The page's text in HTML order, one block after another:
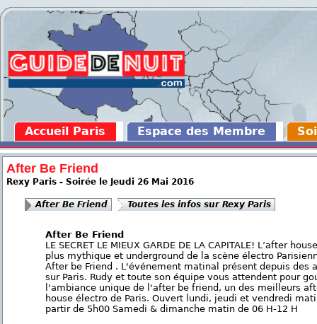
Accueil Paris Espace des Membre
After Be Friend
Rexy Paris - Soirée le Jeudi 26 Mai 2016
After Be Friend Toutes les infos sur Rexy Paris
After Be Friend
LE SECRET LE MIEUX GARDE DE LA CAPITALE! L’after
plus mythique et underground de la scène électro
After be Friend . L'événement matinal présent depuis des
sur Paris. Rudy et toute son équipe vous attendent pour
l'ambiance unique de l'after be friend, un des meilleurs
house électro de Paris. Ouvert lundi, jeudi et vendredi
partir de 5h00 Samedi & dimanche matin de 06 H-12 H